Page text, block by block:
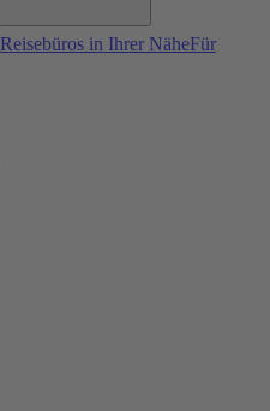
Reisebüros in Ihrer NäheFür